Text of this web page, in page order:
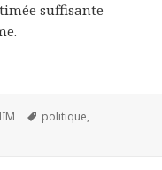
suffisante
du remix
Mots-
politique,